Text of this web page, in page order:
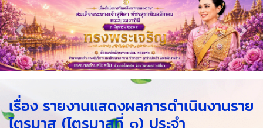
Previous Next
เรื่อง รายงานแสดงผลการดำเนินงานราย
ไตรมาส (ไตรมาสที่ ๑) ประจำ